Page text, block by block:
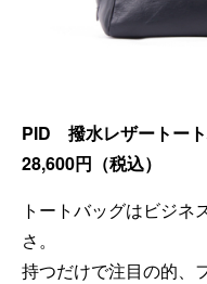
PID 撥水レザートー
28,600円（税込）
トートバッグはビジネ
さ。
持つだけで注目の的、